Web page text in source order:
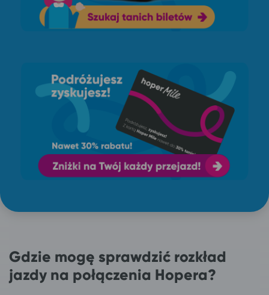
Gdzie mogę sprawdzić rozkład
jazdy na połączenia Hopera?